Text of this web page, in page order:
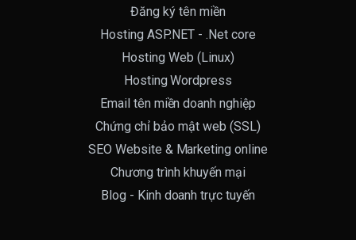
Đăng ký tên miền
Hosting ASP.NET - .Net core
Hosting Web (Linux)
Hosting Wordpress
Email tên miền doanh nghiệp
Chứng chỉ bảo mật web (SSL)
SEO Website & Marketing online
Chương trình khuyến mại
Blog - Kinh doanh trực tuyến